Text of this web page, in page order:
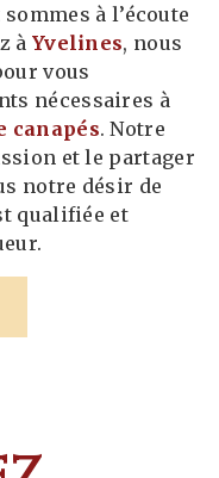
sommes à l’écoute
à Yvelines, nous
vous
nécessaires à
canapés. Notre
et le partager
notre désir de
qualifiée et